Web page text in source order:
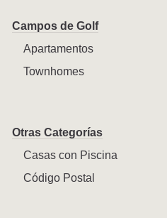
Campos de Golf
Apartamentos
Townhomes
Otras Categorías
Casas con Piscina
Código Postal